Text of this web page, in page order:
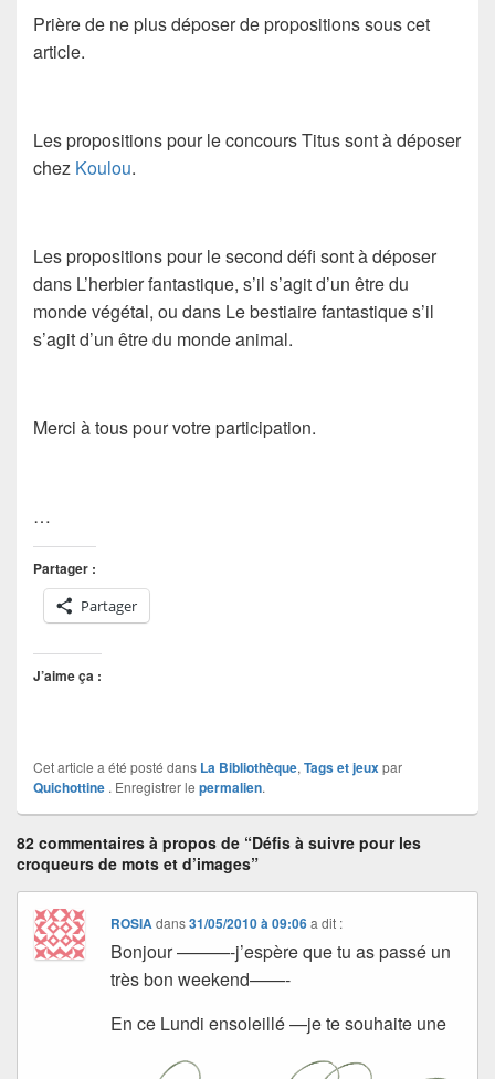
Prière de ne plus déposer de propositions sous cet
article.
Les propositions pour le concours Titus sont à déposer
chez Koulou.
Les propositions pour le second défi sont à déposer
dans L’herbier fantastique, s’il s’agit d’un être du
monde végétal, ou dans Le bestiaire fantastique s’il
s’agit d’un être du monde animal.
Merci à tous pour votre participation.
…
Partager :
Partager
J’aime ça :
Cet article a été posté dans La Bibliothèque, Tags et jeuxpar
Quichottine . Enregistrer le permalien.
82 commentaires à propos de “Défis à suivre pour les
croqueurs de mots et d’images”
ROSIAdans31/05/2010 à 09:06 a dit :
Bonjour ———-j’espère que tu as passé un
très bon weekend——-
En ce Lundi ensoleillé —je te souhaite une